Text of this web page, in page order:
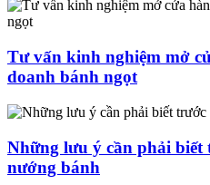
Tư vấn kinh nghiệm mở
doanh bánh ngọt
Những lưu ý cần phải
nướng bánh